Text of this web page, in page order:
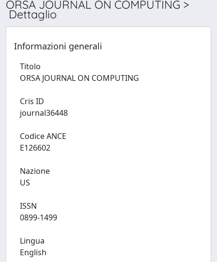
ORSA JOURNAL ON COMPUTING >
Dettaglio
Informazioni generali
Titolo
Cris ID
Codice ANCE
Nazione
ISSN
Lingua